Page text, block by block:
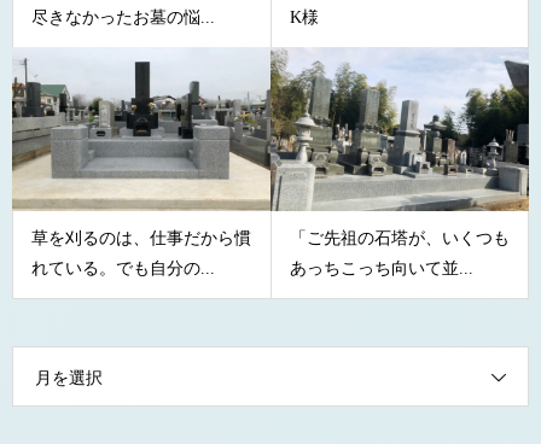
尽きなかったお墓の悩...
K様
草を刈るのは、仕事だから慣
れている。でも自分の...
「ご先祖の石塔が、いくつも
あっちこっち向いて並...
月を選択